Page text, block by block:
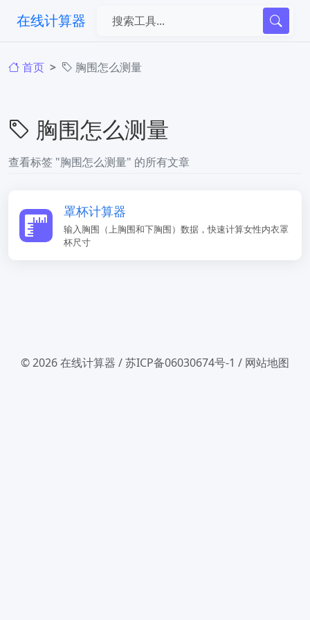
在线计算器
首页 胸围怎么测量
胸围怎么测量
查看标签 "胸围怎么测量" 的所有文章
罩杯计算器
输入胸围（上胸围和下胸围）数据，快速计算女性内衣罩
杯尺寸
© 2026在线计算器 /苏ICP备06030674号-1 / 网站地图